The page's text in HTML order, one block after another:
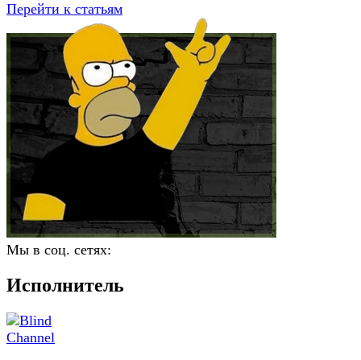
Перейти к статьям
Мы в соц. сетях:
Исполнитель